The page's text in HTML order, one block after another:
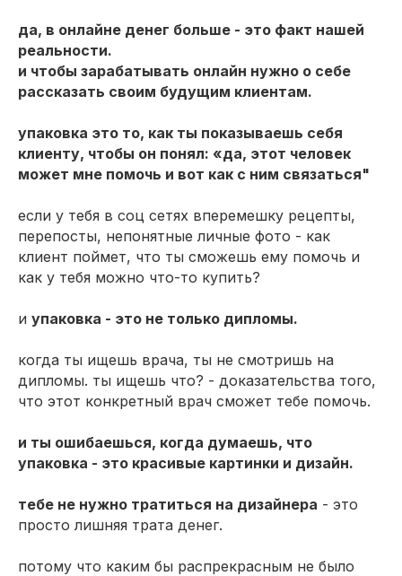
да, в онлайне денег больше - это факт нашей
реальности.
и чтобы зарабатывать онлайн нужно о себе
рассказать своим будущим клиентам.
упаковка это то, как ты показываешь себя
клиенту, чтобы он понял: «да, этот человек
может мне помочь и вот как с ним связаться"
если у тебя в соц сетях вперемешку рецепты,
перепосты, непонятные личные фото - как
клиент поймет, что ты сможешь ему помочь и
как у тебя можно что-то купить?
и упаковка - это не только дипломы.
когда ты ищешь врача, ты не смотришь на
дипломы. ты ищешь что? - доказательства того,
что этот конкретный врач сможет тебе помочь.
и ты ошибаешься, когда думаешь, что
упаковка - это красивые картинки и дизайн.
тебе не нужно тратиться на дизайнера - это
просто лишняя трата денег.
потому что каким бы распрекрасным не было